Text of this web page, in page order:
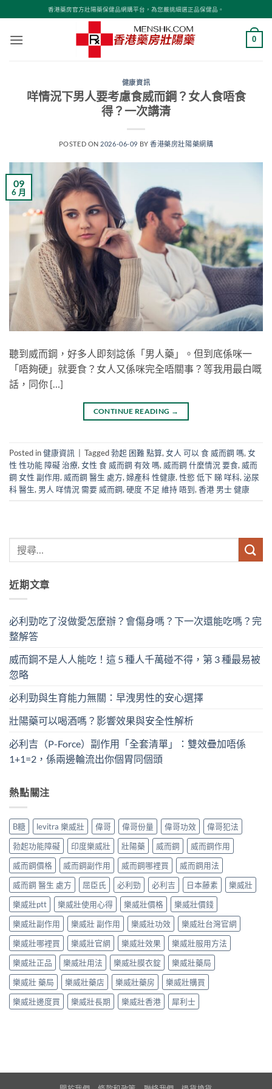
to
content
香港藥房官方壯陽藥保健品網購平台，為您嚴挑細選正品保健品。
0
健康資訊
咩情況下男人要考慮食威而鋼？女人食唔食
得？一次講清
POSTED ON 2026-06-09 BY香港藥房壯陽藥網購
09
6 月
聽到威而鋼，好多人即刻諗係「男人藥」。但到底係咪一
「唔夠硬」就要食？女人又係咪完全唔關事？等我用最白嘅
話，同你 […]
CONTINUE READING →
Posted in健康資訊 Tagged勃起 困難 點算, 女人 可以 食 威而鋼 嗎, 女
性 性功能 障礙 治療, 女性 食 威而鋼 有效 嗎, 威而鋼 什麼情況 要食, 威而
鋼 女性 副作用, 威而鋼 醫生 處方, 婦產科 性健康, 性慾 低下 睇 咩科, 泌尿
科 醫生, 男人 咩情況 需要 威而鋼, 硬度 不足 維持 唔到, 香港 男士 健康
近期文章
必利勁吃了沒做愛怎麼辦？會傷身嗎？下一次還能吃嗎？完
整解答
威而鋼不是人人能吃！這 5 種人千萬碰不得，第 3 種最易被
忽略
必利勁與生育能力無關：早洩男性的安心選擇
壯陽藥可以喝酒嗎？影響效果與安全性解析
必利吉（P-Force）副作用「全套清單」：雙效疊加唔係
1+1=2，係兩邊輪流出你個胃同個頭
熱點關注
B糖 levitra 樂威壯 偉哥 偉哥份量 偉哥功效
偉哥犯法
勃起功能障礙
印度樂威壯 壯陽藥 威而鋼
威而鋼作用
威而鋼價格
威而鋼副作用 威而鋼哪裡買
威而鋼用法
威而鋼 醫生 處方
屈臣氏 必利勁 必利吉 日本藤素
樂威壯
樂威壯ptt
樂威壯使用心得 樂威壯價格
樂威壯價錢
樂威壯副作用
樂威壯 副作用 樂威壯功效
樂威壯台灣官網
樂威壯哪裡買
樂威壯官網 樂威壯效果
樂威壯服用方法
樂威壯正品
樂威壯用法 樂威壯膜衣錠
樂威壯藥局
樂威壯 藥局
樂威壯藥店 樂威壯藥房
樂威壯購買
樂威壯邊度買
樂威壯長期 樂威壯香港 犀利士